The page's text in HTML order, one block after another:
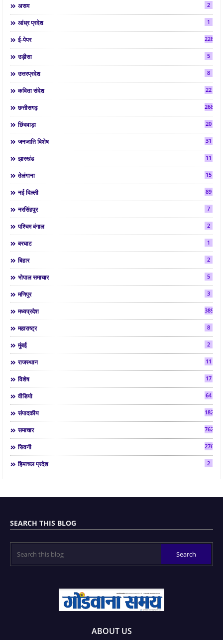
असम 2
आंध्र प्रदेश 1
ई-पेपर 2286
उड़ीसा 5
उत्तरप्रदेश 8
कविता संदेश 22
छत्तीसगढ़ 268
छिंदवाड़ा 20
जनजाति विशेष 31
झारखंड 11
तेलंगाना 15
नई दिल्ली 89
नरसिंहपुर 7
पश्चिम बंगाल 2
बरघाट 1
बिहार 2
भोपाल समाचार 5
मणिपुर 3
मध्यप्रदेश 3892
महाराष्ट्र 8
मुंबई 2
राजस्थान 11
विशेष 17
वीडियो 64
संपादकीय 182
समाचार 7624
सिवनी 2763
हिमाचल प्रदेश 2
SEARCH THIS BLOG
ABOUT US